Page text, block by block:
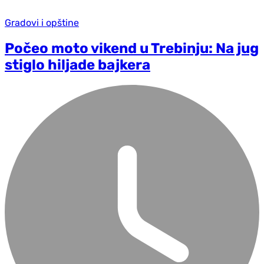
Gradovi i opštine
Počeo moto vikend u Trebinju: Na jug
stiglo hiljade bajkera